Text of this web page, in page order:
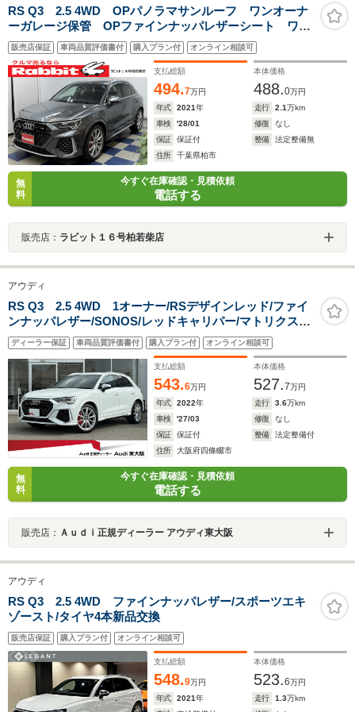
RS Q3 2.5 4WD OPパノラマサンルーフ ワンオーナ
ーガレージ保管 OPファインナッパレザーシート ワン
オーナー 禁煙車 全方位カメラ 純正AW20インチ レ
ッドキャリパー シートヒーター
販売店保証 車両品質評価書付 購入プラン付 オンライン相談可
支払総額
494.7万円
本体価格
488.0万円
年式
2021年 走行 2.1万km
車検
'28/01 修復
なし
保証
保証付 整備
法定整備無
住所
千葉県柏市
無
料
今すぐ在庫確認・見積依頼
電話する
販売店： ラビット１６号柏若柴店
アウディ
RS Q3 2.5 4WD 1オーナー/RSデザインレッド/ファイ
ンナッパレザー/SONOS/レッドキャリパー/マトリクス
LEDヘッドライト/プライバシーガラス/サイドアシスト/レ
ーンアシスト/ACC/360度カメラ/スマホインターフェース/
認定中古車
ディーラー保証 車両品質評価書付 購入プラン付 オンライン相談可
支払総額
543.6万円
本体価格
527.7万円
年式
2022年 走行 3.6万km
車検
'27/03 修復
なし
保証
保証付 整備
法定整備付
住所
大阪府四條畷市
無
料
今すぐ在庫確認・見積依頼
電話する
販売店： Ａｕｄｉ正規ディーラー アウディ東大阪
アウディ
RS Q3 2.5 4WD ファインナッパレザー/スポーツエキ
ゾースト/タイヤ4本新品交換
販売店保証 購入プラン付 オンライン相談可
支払総額
548.9万円
本体価格
523.6万円
年式
2021年 走行 1.3万km